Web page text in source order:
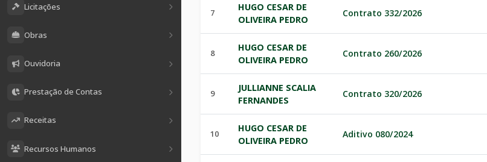
Licitações
Obras
Ouvidoria
Prestação de Contas
Receitas
Recursos Humanos
7
HUGO CESAR DE
OLIVEIRA PEDRO
Contrato 332/2026
8
HUGO CESAR DE
OLIVEIRA PEDRO
Contrato 260/2026
9
JULLIANNE SCALIA
FERNANDES
Contrato 320/2026
10
HUGO CESAR DE
OLIVEIRA PEDRO
Aditivo 080/2024